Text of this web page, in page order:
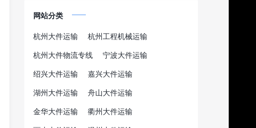
网站分类
杭州大件运输
杭州工程机械运输
杭州大件物流专线
宁波大件运输
绍兴大件运输
嘉兴大件运输
湖州大件运输
舟山大件运输
金华大件运输
衢州大件运输